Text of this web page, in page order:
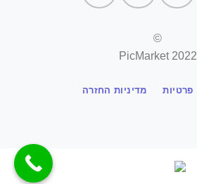
©
PicMarket 2022
פרטיות מדיניות החזרה